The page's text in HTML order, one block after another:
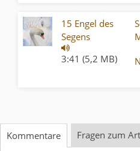
15 Engel des
Segens
3:41 (5,2 MB)
Kommentare Fragen zum